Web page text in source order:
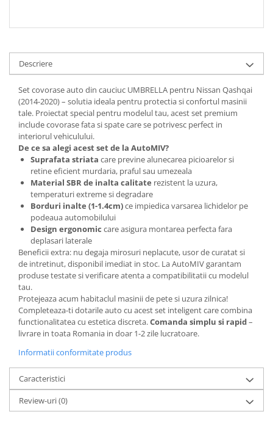
Curatare si Detailing Interior
Vopsitorie, Chituri si Adezivi
Curatare si Detailing Exterior
Articole Auto Sezoniere
Produse de Iarna
Cabluri Pornire
Produse de Vara
Blog
Descriere
Set covorase auto din cauciuc UMBRELLA pentru Nissan Qashqai
(2014-2020) – solutia ideala pentru protectia si confortul masinii
tale. Proiectat special pentru modelul tau, acest set premium
include covorase fata si spate care se potrivesc perfect in
interiorul vehiculului.
De ce sa alegi acest set de la AutoMIV?
Suprafata striata care previne alunecarea picioarelor si
retine eficient murdaria, praful sau umezeala
Material SBR de inalta calitate rezistent la uzura,
temperaturi extreme si degradare
Borduri inalte (1-1.4cm)ce impiedica varsarea lichidelor pe
podeaua automobilului
Design ergonomic care asigura montarea perfecta fara
deplasari laterale
Beneficii extra: nu degaja mirosuri neplacute, usor de curatat si
de intretinut, disponibil imediat in stoc. La AutoMIV garantam
produse testate si verificare atenta a compatibilitatii cu modelul
tau.
Protejeaza acum habitaclul masinii de pete si uzura zilnica!
Completeaza-ti dotarile auto cu acest set inteligent care combina
functionalitatea cu estetica discreta.Comanda simplu si rapid–
livrare in toata Romania in doar 1-2 zile lucratoare.
Informatii conformitate produs
Caracteristici
Review-uri(0)